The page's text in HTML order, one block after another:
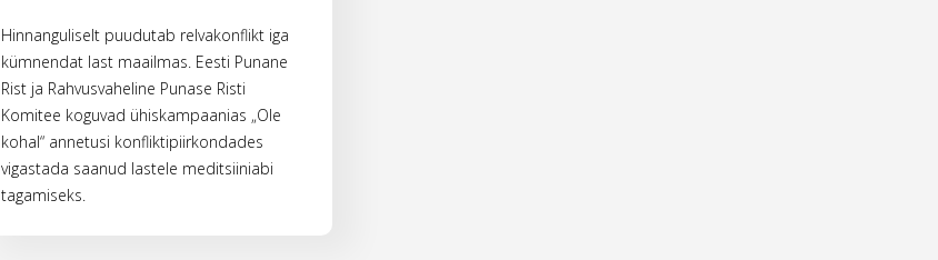
Hinnanguliselt puudutab relvakonflikt iga
kümnendat last maailmas. Eesti Punane
Rist ja Rahvusvaheline Punase Risti
Komitee koguvad ühiskampaanias „Ole
kohal“ annetusi konfliktipiirkondades
vigastada saanud lastele meditsiiniabi
tagamiseks.